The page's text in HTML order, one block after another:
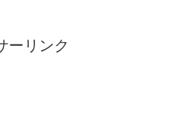
ーリンク